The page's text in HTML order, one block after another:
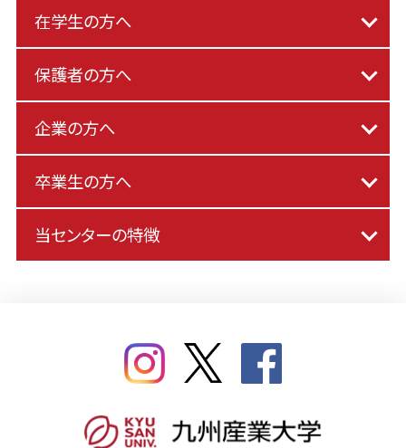
在学生の方へ
保護者の方へ
企業の方へ
卒業生の方へ
当センターの特徴